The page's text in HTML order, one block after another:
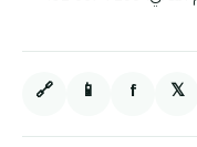
𝕏
f
📱
🔗